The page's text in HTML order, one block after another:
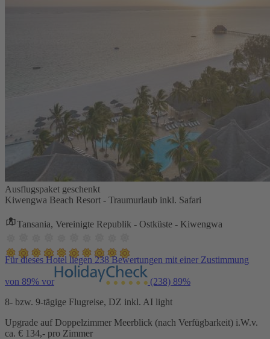
Ausflugspaket geschenkt
Kiwengwa Beach Resort - Traumurlaub inkl. Safari
Tansania, Vereinigte Republik - Ostküste - Kiwengwa
Für dieses Hotel liegen 238 Bewertungen mit einer Zustimmung
von 89% vor (238) 89%
8- bzw. 9-tägige Flugreise, DZ inkl. AI light
Upgrade auf Doppelzimmer Meerblick (nach Verfügbarkeit) i.W.v.
ca. € 134,- pro Zimmer